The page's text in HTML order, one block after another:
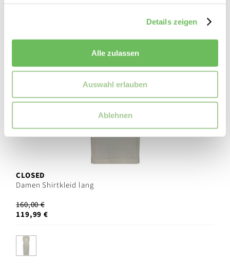
Details zeigen
Alle zulassen
Auswahl erlauben
Ablehnen
SALE
CLOSED
Damen Shirtkleid lang
160,00 €
119,99 €